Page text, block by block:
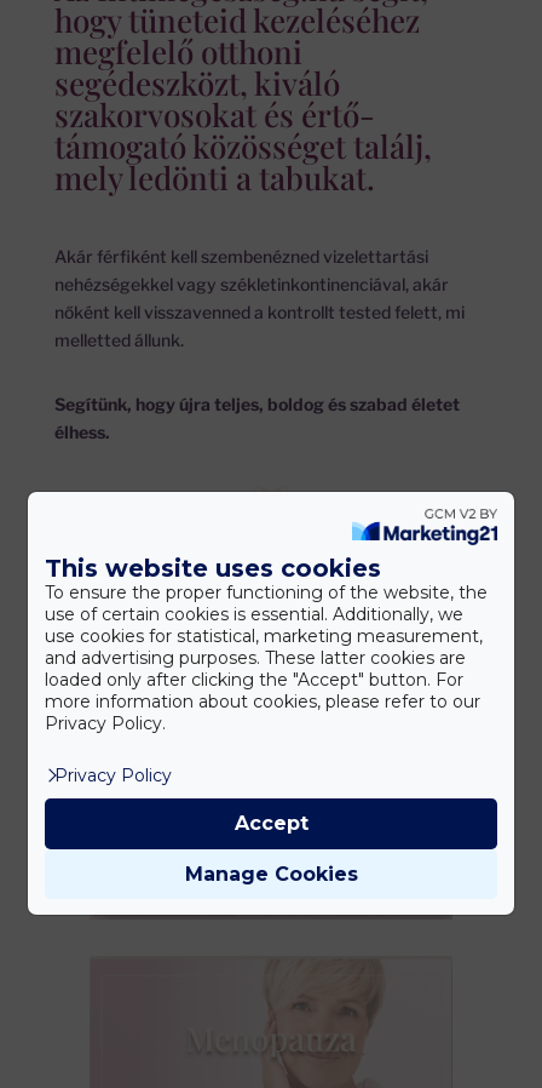
hogy tüneteid kezeléséhez
megfelelő otthoni
segédeszközt, kiváló
szakorvosokat és értő-
támogató közösséget találj,
mely ledönti a tabukat.
Akár férfiként kell szembenézned vizelettartási
nehézségekkel vagy székletinkontinenciával, akár
nőként kell visszavenned a kontrollt tested felett, mi
melletted állunk.
Segítünk, hogy újra teljes, boldog és szabad életet
élhess.
This website uses cookies
To ensure the proper functioning of the website, the
use of certain cookies is essential. Additionally, we
use cookies for statistical, marketing measurement,
and advertising purposes. These latter cookies are
loaded only after clicking the "Accept" button. For
more information about cookies, please refer to our
Privacy Policy.
Privacy Policy
Manage Cookies
Accept